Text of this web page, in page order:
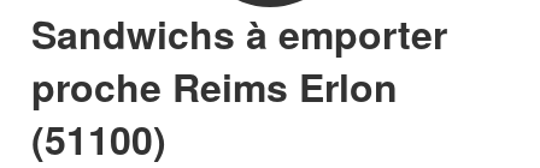
Sandwichs à emporter
proche Reims Erlon
(51100)